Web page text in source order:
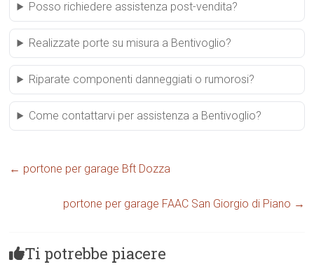
Posso richiedere assistenza post-vendita?
Realizzate porte su misura a Bentivoglio?
Riparate componenti danneggiati o rumorosi?
Come contattarvi per assistenza a Bentivoglio?
← portone per garage Bft Dozza
portone per garage FAAC San Giorgio di Piano →
Ti potrebbe piacere